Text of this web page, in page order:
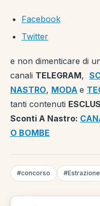
Facebook
Twitter
e non dimenticare di
canali TELEGRAM,
NASTRO, MODA e
tanti contenuti
Sconti A Nastro:
O BOMBE
#concorso